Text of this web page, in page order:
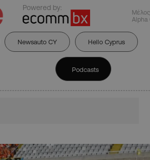
Powered by:
Alpha
Newsauto CY Hello Cyprus
Podcasts